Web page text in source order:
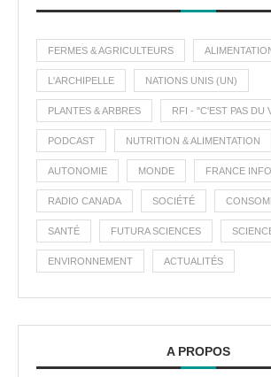
FERMES & AGRICULTEURS
L'ARCHIPELLE NATIONS UNIS (UN)
PLANTES & ARBRES RFI - "C'EST PAS DU
PODCAST NUTRITION & ALIMENTATION
AUTONOMIE MONDE FRANCE INFO
RADIO CANADA SOCIÉTÉ
SANTÉ FUTURA SCIENCES
ENVIRONNEMENT ACTUALITÉS
A PROPOS